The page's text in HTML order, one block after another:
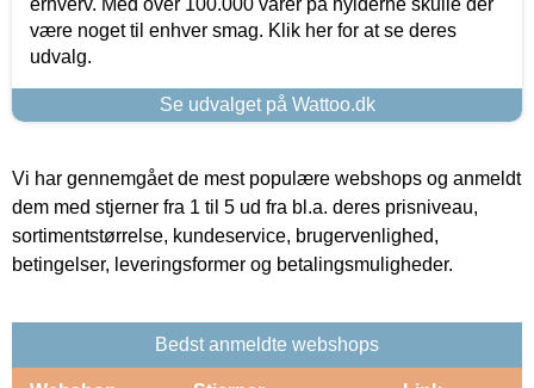
være noget til enhver smag. Klik her for at se deres
udvalg.
Se udvalget på Wattoo.dk
Vi har gennemgået de mest populære webshops og anmeldt
dem med stjerner fra 1 til 5 ud fra bl.a. deres prisniveau,
sortimentstørrelse, kundeservice, brugervenlighed,
betingelser, leveringsformer og betalingsmuligheder.
Bedst anmeldte webshops